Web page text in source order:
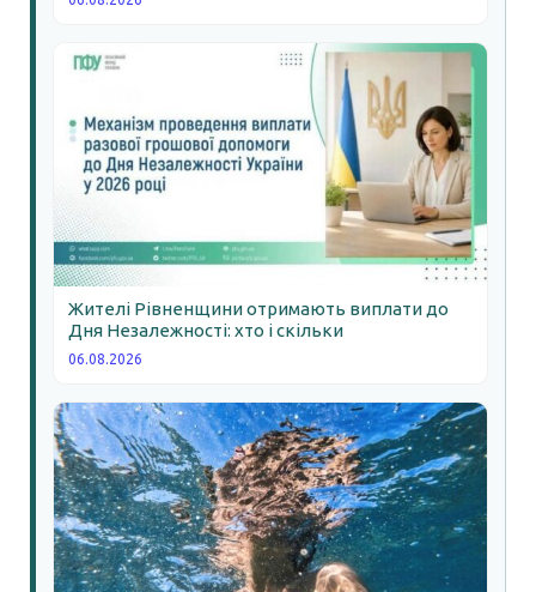
Жителі Рівненщини отримають виплати до
Дня Незалежності: хто і скільки
06.08.2026